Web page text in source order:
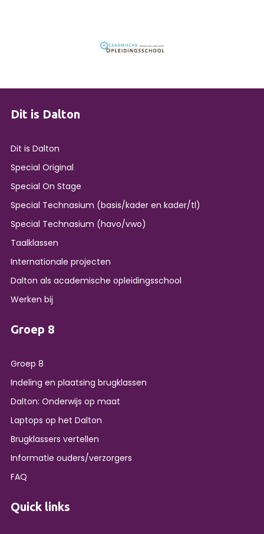
Dit is Dalton
Dit is Dalton
Special Original
Special On Stage
Special Technasium (basis/kader en kader/tl)
Special Technasium (havo/vwo)
Taalklassen
Internationale projecten
Dalton als academische opleidingsschool
Werken bij
Groep 8
Groep 8
Indeling en plaatsing brugklassen
Dalton: Onderwijs op maat
Laptops op het Dalton
Brugklassers vertellen
Informatie ouders/verzorgers
FAQ
Quick links